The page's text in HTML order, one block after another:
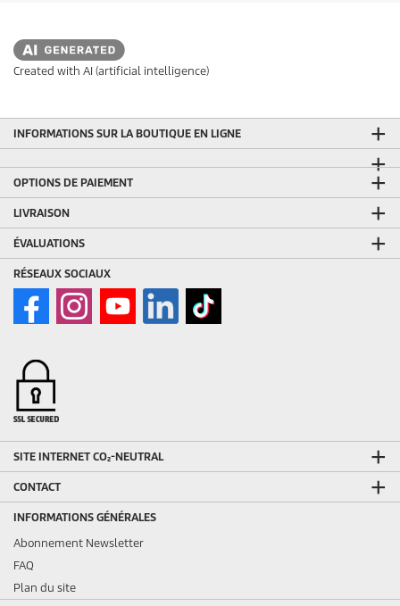
Created with AI (artificial intelligence)
INFORMATIONS SUR LA BOUTIQUE EN LIGNE
OPTIONS DE PAIEMENT
LIVRAISON
ÉVALUATIONS
RÉSEAUX SOCIAUX
SITE INTERNET CO₂-NEUTRAL
CONTACT
INFORMATIONS GÉNÉRALES
Abonnement Newsletter
FAQ
Plan du site